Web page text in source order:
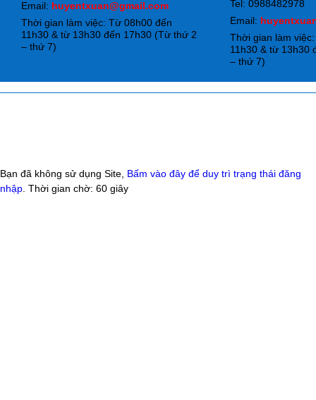
Email: huyentxuan@gmail.com
Thời gian làm việc: Từ 08h00 đến
11h30 & từ 13h30 đến 17h30 (Từ thứ 2
– thứ 7)
Tel: 0988482978
Email:
Thời gian làm
11h30 & từ 13h30
– thứ 7)
Bạn đã không sử dụng Site, Bấm vào đây để duy trì trạng thái đăng
nhập . Thời gian chờ: 60 giây